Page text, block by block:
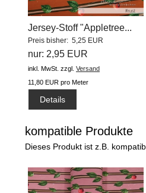
Jersey-Stoff "Appletree...
Preis bisher: 5,25 EUR
nur: 2,95 EUR
inkl. MwSt. zzgl. Versand
11,80 EUR pro Meter
Details
kompatible Produkte
Dieses Produkt ist z.B.